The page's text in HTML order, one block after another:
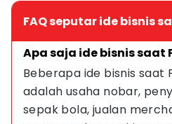
FAQ seputar ide bisnis
Apa saja ide bisnis saat
Beberapa ide bisnis saat
adalah usaha nobar,
sepak bola, jualan